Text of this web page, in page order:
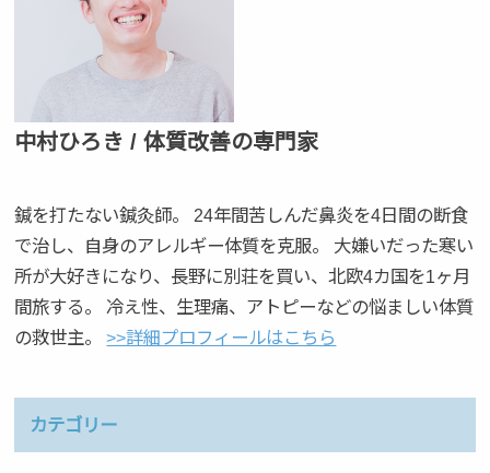
中村ひろき / 体質改善の専門家
鍼を打たない鍼灸師。 24年間苦しんだ鼻炎を4日間の断食
で治し、自身のアレルギー体質を克服。 大嫌いだった寒い
所が大好きになり、長野に別荘を買い、北欧4カ国を1ヶ月
間旅する。 冷え性、生理痛、アトピーなどの悩ましい体質
の救世主。>>詳細プロフィールはこちら
カテゴリー